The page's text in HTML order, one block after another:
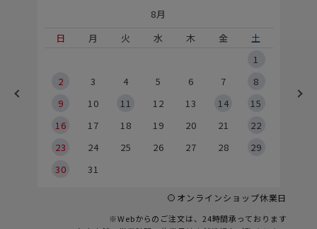
8月
日
月 火 水 木 金
土
1
2
3 4 5 6 7
8
9
10 11 12 13 14
15
16
17 18 19 20 21
22
23
24 25 26 27 28
29
30
31
オンラインショップ休業日
※Webからのご注文は、24時間承っております